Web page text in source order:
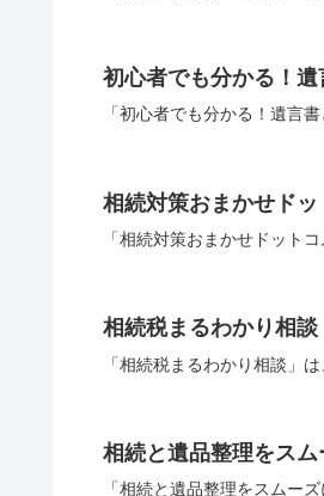
初心者でも分かる！
「初心者でも分かる！遺言
相続対策おまかせドッ
「相続対策おまかせドット
相続税まるわかり相談
「相続税まるわかり相談」
相続と遺品整理をスム
「相続と遺品整理をスムー